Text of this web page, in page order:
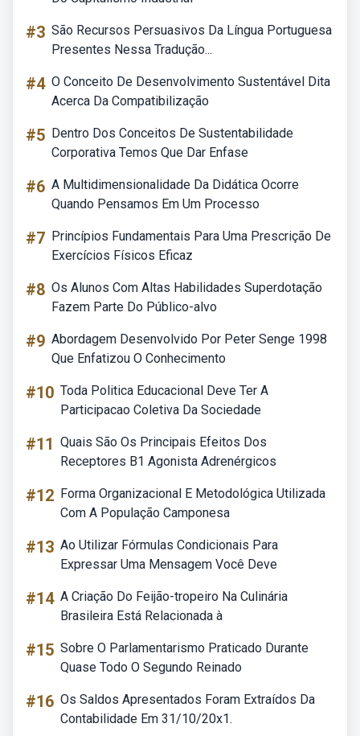
#3 São Recursos Persuasivos Da Língua Portuguesa
Presentes Nessa Tradução...
#4 O Conceito De Desenvolvimento Sustentável Dita
Acerca Da Compatibilização
#5 Dentro Dos Conceitos De Sustentabilidade
Corporativa Temos Que Dar Enfase
#6 A Multidimensionalidade Da Didática Ocorre
Quando Pensamos Em Um Processo
#7 Princípios Fundamentais Para Uma Prescrição De
Exercícios Físicos Eficaz
#8 Os Alunos Com Altas Habilidades Superdotação
Fazem Parte Do Público-alvo
#9 Abordagem Desenvolvido Por Peter Senge 1998
Que Enfatizou O Conhecimento
#10 Toda Politica Educacional Deve Ter A
Participacao Coletiva Da Sociedade
#11 Quais São Os Principais Efeitos Dos
Receptores B1 Agonista Adrenérgicos
#12 Forma Organizacional E Metodológica Utilizada
Com A População Camponesa
#13 Ao Utilizar Fórmulas Condicionais Para
Expressar Uma Mensagem Você Deve
#14 A Criação Do Feijão-tropeiro Na Culinária
Brasileira Está Relacionada à
#15 Sobre O Parlamentarismo Praticado Durante
Quase Todo O Segundo Reinado
#16 Os Saldos Apresentados Foram Extraídos Da
Contabilidade Em 31/10/20x1.